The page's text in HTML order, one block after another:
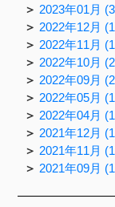
2023年01月
2022年12月
2022年11月
2022年10月
2022年09月
2022年05月
2022年04月
2021年12月
2021年11月
2021年09月